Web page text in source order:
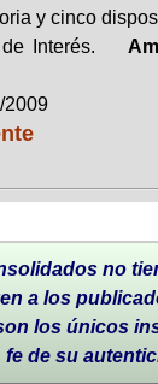
y cinco
de Interés.
2009
no
a los
los únicos
fe de su